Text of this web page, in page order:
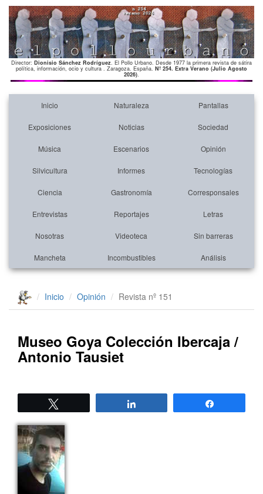
Director: Dionisio Sánchez Rodríguez. El Pollo Urbano. Desde 1977 la primera revista de sátira
política, información, ocio y cultura . Zaragoza. España. Nº 254. Extra Verano (Julio Agosto
2026).
Inicio Naturaleza Pantallas
Exposiciones Noticias Sociedad
Música Escenarios Opinión
Silvicultura Informes Tecnologías
Ciencia Gastronomía Corresponsales
Entrevistas Reportajes Letras
Nosotras Videoteca Sin barreras
Mancheta Incombustibles Análisis
Inicio Opinión Revista nº 151
Museo Goya Colección Ibercaja /
Antonio Tausiet